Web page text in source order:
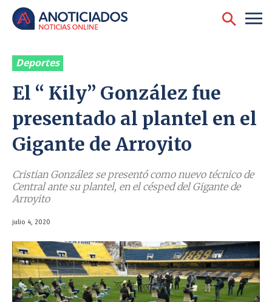
Deportes
El ‘‘ Kily’’ González fue
presentado al plantel en el
Gigante de Arroyito
Cristian González se presentó como nuevo técnico de
Central ante su plantel, en el césped del Gigante de
Arroyito
julio 4, 2020